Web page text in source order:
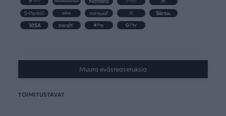
Muuta evästeasetuksia
TOIMITUSTAVAT